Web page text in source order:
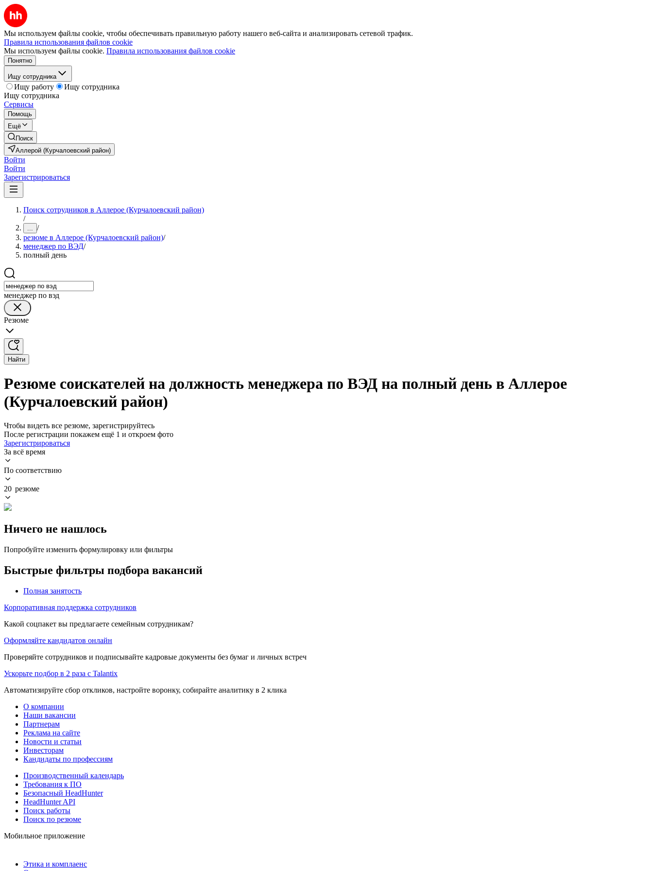
Мы используем файлы cookie, чтобы обеспечивать правильную работу нашего веб-сайта и анализировать сетевой трафик.
Правила использования файлов cookie
Мы используем файлы cookie. Правила использования файлов cookie
Понятно
Ищу сотрудника
Ищу работу
Ищу сотрудника
Ищу сотрудника
Сервисы
Помощь
Ещё
Поиск
Аллерой (Курчалоевский район)
Войти
Войти
Зарегистрироваться
Поиск сотрудников в Аллерое (Курчалоевский район)
/
... /
резюме в Аллерое (Курчалоевский район)/
менеджер по ВЭД/
полный день
менеджер по вэд
Резюме
Найти
Резюме соискателей на должность менеджера по ВЭД на полный день в Аллерое
(Курчалоевский район)
Чтобы видеть все резюме, зарегистрируйтесь
После регистрации покажем ещё 1 и откроем фото
Зарегистрироваться
За всё время
По соответствию
20 резюме
Ничего не нашлось
Попробуйте изменить формулировку или фильтры
Быстрые фильтры подбора вакансий
Полная занятость
Корпоративная поддержка сотрудников
Какой соцпакет вы предлагаете семейным сотрудникам?
Оформляйте кандидатов онлайн
Проверяйте сотрудников и подписывайте кадровые документы без бумаг и личных встреч
Ускорьте подбор в 2 раза с Talantix
Автоматизируйте сбор откликов, настройте воронку, собирайте аналитику в 2 клика
О компании
Наши вакансии
Партнерам
Реклама на сайте
Новости и статьи
Инвесторам
Кандидаты по профессиям
Производственный календарь
Требования к ПО
Безопасный HeadHunter
HeadHunter API
Поиск работы
Поиск по резюме
Мобильное приложение
Этика и комплаенс